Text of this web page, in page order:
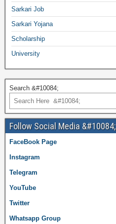
Sarkari Job
Sarkari Yojana
Scholarship
University
Search &#10084;
Follow Social Media &#10084;
FaceBook Page
Instagram
Telegram
YouTube
Twitter
Whatsapp Group